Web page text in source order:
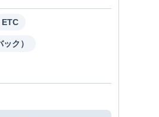
ETC
ク）